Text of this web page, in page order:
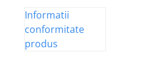
Informatii
conformitate
produs